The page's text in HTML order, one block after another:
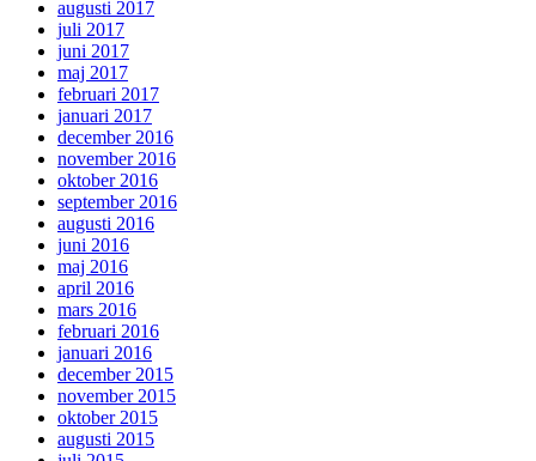
augusti 2017
juli 2017
juni 2017
maj 2017
februari 2017
januari 2017
december 2016
november 2016
oktober 2016
september 2016
augusti 2016
juni 2016
maj 2016
april 2016
mars 2016
februari 2016
januari 2016
december 2015
november 2015
oktober 2015
augusti 2015